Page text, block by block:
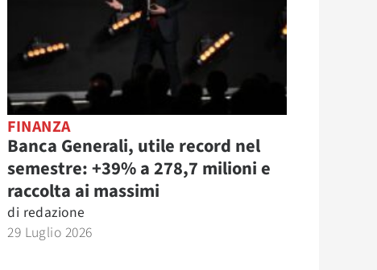
FINANZA
Banca Generali, utile record nel
semestre: +39% a 278,7 milioni e
raccolta ai massimi
di redazione
29 Luglio 2026